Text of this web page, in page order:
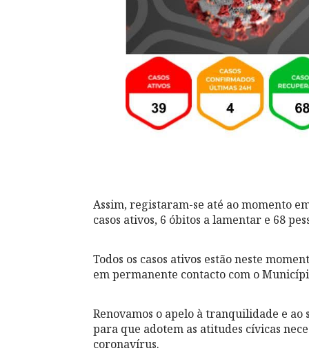
Assim, registaram-se até ao momento
casos ativos, 6 óbitos a lamentar e 68
Todos os casos ativos estão neste
em permanente contacto com o
Renovamos o apelo à tranquilidade e
para que adotem as atitudes cívicas
coronavírus.